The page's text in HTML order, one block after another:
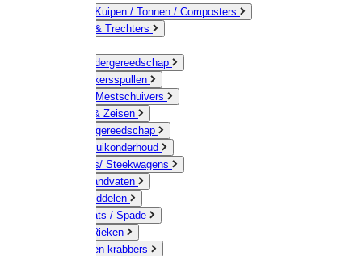
Emmers / Kuipen / Tonnen / Composters
Jerrycans & Trechters
Hand-/ Kindergereedschap
Stratenmakersspullen
Sneeuw- / Mestschuivers
Baggeren & Zeisen
Elektrisch gereedschap
Boom / Struikonderhoud
Kruiwagens/ Steekwagens
Stelen / Handvaten
Tuinhulpmiddelen
Schop / Bats / Spade
Vorken & Rieken
Cultivator en krabbers